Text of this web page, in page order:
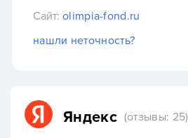
Сайт: olimpia-fond.ru
нашли неточность?
Яндекс (отзывы: 25)